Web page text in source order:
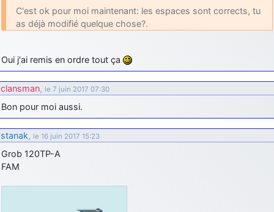
C'est ok pour moi maintenant: les espaces sont corrects, tu
as déjà modifié quelque chose?.
Oui j'ai remis en ordre tout ça
clansman, le 7 juin 2017 07:30
Bon pour moi aussi.
stanak, le 16 juin 2017 15:23
Grob 120TP-A
FAM